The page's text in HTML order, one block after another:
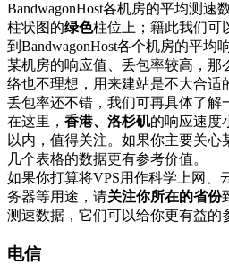
BandwagonHost各机房的平均测速
柱状图的绿色柱位上；籍此我们可
到BandwagonHost各个机房的平均
某机房的响应值、丢包率较高，那
络也不理想，用来建站是不大合适
丢包率还不错，我们可再具体了解
在这里， 香港、洛杉矶的响应速度
以内，值得关注。如果你主要关
几个表格的数据更有参考价值。
如果你打算将VPS用作科学上网、
务器等用途，请关注你所在的省份
测速数据，它们可以给你更有益的
电信